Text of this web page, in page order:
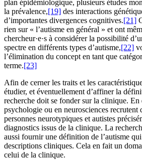
plan épidémiologique, plusieurs études
la prévalence,[19] des interactions
d’importantes divergences cognitives.[21]
rien sur « l’autisme en général » et ont
chercheur·e·s à considérer la possibilité
spectre en différents types d’autisme,[22]
l’élimination du concept en tant que
terme.[23]
Afin de cerner les traits et les
étudier, et éventuellement d’affiner la
recherche doit se fonder sur la clinique. En
psychologie ou en neurosciences recrutent
personnes neurotypiques et autistes
diagnostics issus de la clinique. La
aussi fournir une définition de l’autisme
descriptions cliniques. Cela en fait un
celui de la clinique.